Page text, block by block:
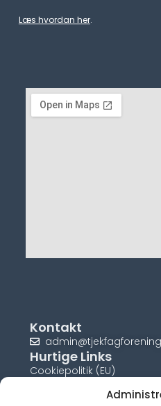
Læs hvordan her.
Kontakt
Hurtige Links
Cookiepolitik (EU)